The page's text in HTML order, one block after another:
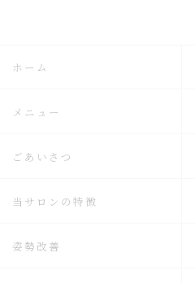
ホーム
メニュー
ごあいさつ
当サロンの特徴
姿勢改善